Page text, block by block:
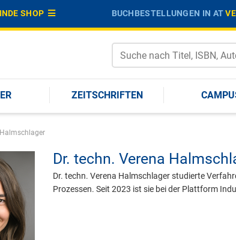
SHOP BUCHBESTELLUNGEN IN AT
ZEITSCHRIFTEN
Dr. techn. Verena
Dr. techn. Verena Halmschlager studierte
Prozessen. Seit 2023 ist sie bei der Plattform